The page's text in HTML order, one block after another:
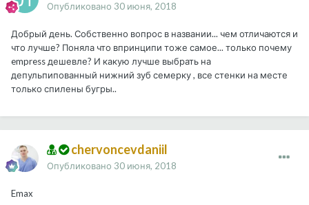
Опубликовано 30 июня, 2018
Добрый день. Собственно вопрос в названии... чем отличаются и
что лучше? Поняла что впринципи тоже самое... только почему
empress дешевле? И какую лучше выбрать на
депульпипованный нижний зуб семерку , все стенки на месте
только спилены бугры..
chervoncevdaniil
Опубликовано 30 июня, 2018
Emax